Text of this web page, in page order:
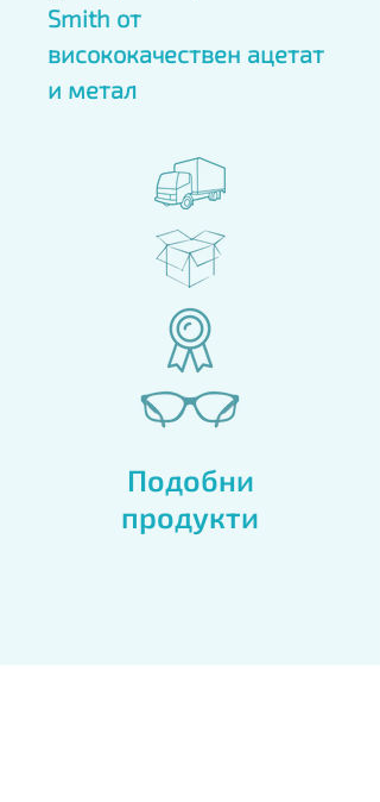
Smith от
висококачествен ацетат
и метал
Подобни
продукти